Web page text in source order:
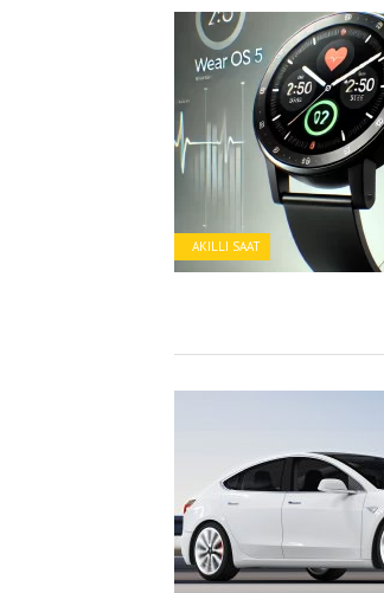
AKILLI SAAT